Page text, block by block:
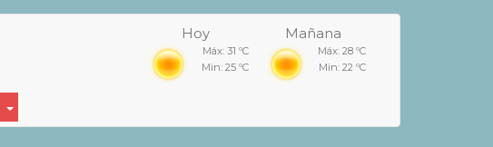
Hoy
Máx: 31 ºC
Min: 25 ºC
Mañana
Máx: 28 ºC
Min: 22 ºC